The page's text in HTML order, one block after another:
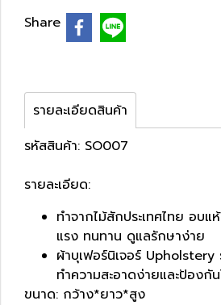
Share
รายละเอียดสินค้า
รหัสสินค้า: SO007
รายละเอียด:
ทำจากไม้สักประเทศไทย อบ
แรง ทนทาน ดูแลรักษาง่าย
ผ้าบุเฟอร์นิเจอร์
ทำความสะอาดง่ายและป้องกั
ขนาด: กว้าง*ยาว*สูง